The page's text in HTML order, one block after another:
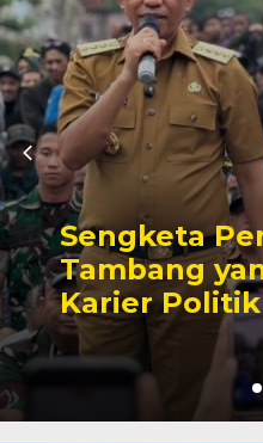
Sengketa
Tambang
Karier